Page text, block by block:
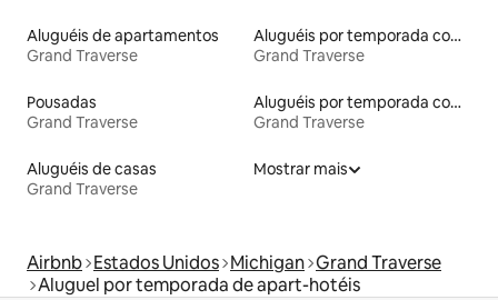
Aluguéis de apartamentos
Grand Traverse
Aluguéis por temporada com suítes privativas
Grand Traverse
Pousadas
Grand Traverse
Aluguéis por temporada com caiaque
Grand Traverse
Aluguéis de casas
Grand Traverse
Mostrar mais
Airbnb Estados Unidos Michigan Grand Traverse
Aluguel por temporada de apart-hotéis